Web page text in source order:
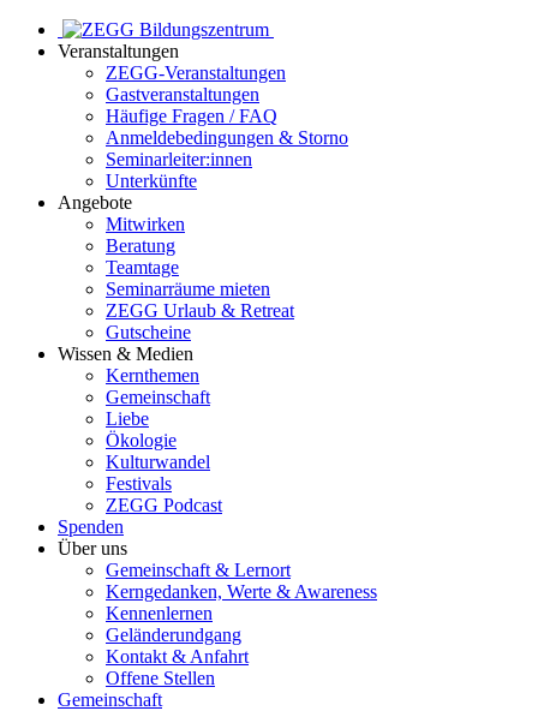
Veranstaltungen
ZEGG-Veranstaltungen
Gastveranstaltungen
Häufige Fragen / FAQ
Anmeldebedingungen & Storno
Seminarleiter:innen
Unterkünfte
Angebote
Mitwirken
Beratung
Teamtage
Seminarräume mieten
ZEGG Urlaub & Retreat
Gutscheine
Wissen & Medien
Kernthemen
Gemeinschaft
Liebe
Ökologie
Kulturwandel
Festivals
ZEGG Podcast
Spenden
Über uns
Gemeinschaft & Lernort
Kerngedanken, Werte & Awareness
Kennenlernen
Geländerundgang
Kontakt & Anfahrt
Offene Stellen
Gemeinschaft